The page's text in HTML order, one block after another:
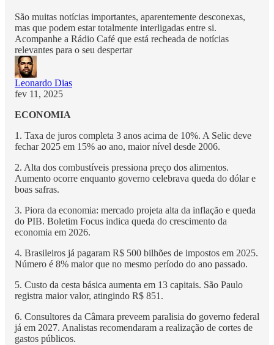
São muitas notícias importantes, aparentemente desconexas,
mas que podem estar totalmente interligadas entre si.
Acompanhe a Rádio Café que está recheada de notícias
relevantes para o seu despertar
Leonardo Dias
fev 11, 2025
ECONOMIA
1. Taxa de juros completa 3 anos acima de 10%. A Selic deve
fechar 2025 em 15% ao ano, maior nível desde 2006.
2. Alta dos combustíveis pressiona preço dos alimentos.
Aumento ocorre enquanto governo celebrava queda do dólar e
boas safras.
3. Piora da economia: mercado projeta alta da inflação e queda
do PIB. Boletim Focus indica queda do crescimento da
economia em 2026.
4. Brasileiros já pagaram R$ 500 bilhões de impostos em 2025.
Número é 8% maior que no mesmo período do ano passado.
5. Custo da cesta básica aumenta em 13 capitais. São Paulo
registra maior valor, atingindo R$ 851.
6. Consultores da Câmara preveem paralisia do governo federal
já em 2027. Analistas recomendaram a realização de cortes de
gastos públicos.